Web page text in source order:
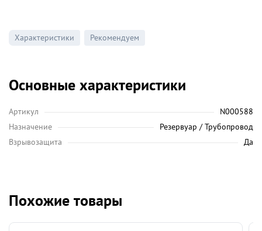
Характеристики Рекомендуем
Основные характеристики
Артикул
N000588
Назначение
Резервуар / Трубопровод
Взрывозащита
Да
Похожие товары